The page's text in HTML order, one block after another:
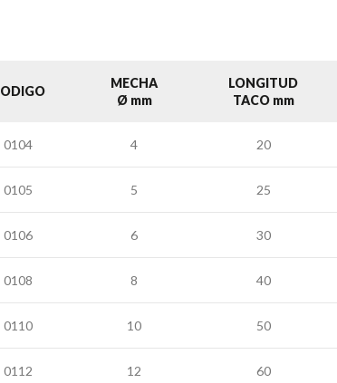
MECHA
Ø mm
LONGITUD
TACO mm
0104 4 20
0105 5 25
0106 6 30
0108 8 40
0110 10 50
0112 12 60